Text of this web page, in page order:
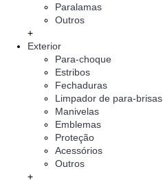
Paralamas
Outros
+
Exterior
Para-choque
Estribos
Fechaduras
Limpador de para-brisas
Manivelas
Emblemas
Proteção
Acessórios
Outros
+